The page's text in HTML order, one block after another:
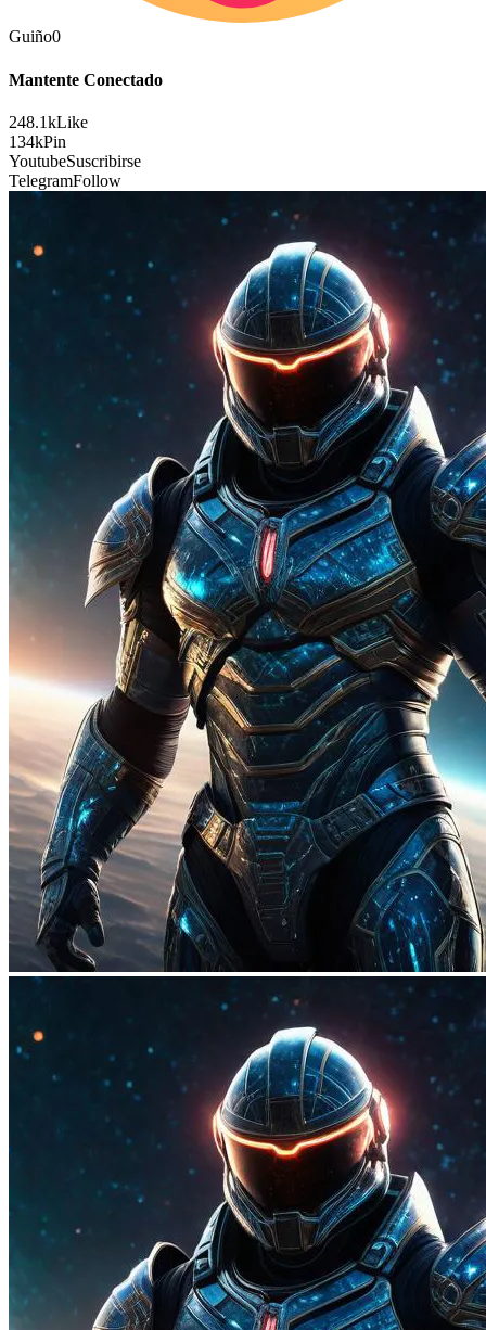
Guiño0
Mantente Conectado
248.1kLike
134kPin
YoutubeSuscribirse
TelegramFollow